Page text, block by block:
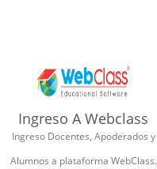
Ingreso A Webclass
Ingreso Docentes, Apoderados y
Alumnos a plataforma WebClass.